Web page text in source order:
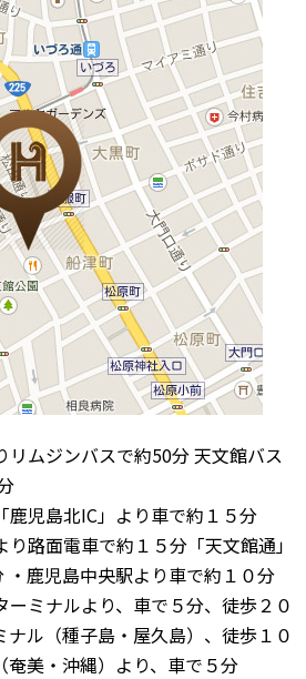
リムジンバスで約50分 天文館バス
鹿児島北IC」より車で約１５分
り路面電車で約１５分「天文館通」
・鹿児島中央駅より車で約１０分
ーミナルより、車で５分、徒歩２０
ナル（種子島・屋久島）、徒歩１０
奄美・沖縄）より、車で５分